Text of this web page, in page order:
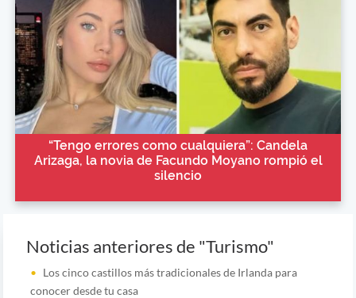
“Tengo errores como cualquiera”: Candela
Arizaga, la novia de Facundo Moyano rompió el
silencio
Noticias anteriores de "Turismo"
Los cinco castillos más tradicionales de Irlanda para
conocer desde tu casa